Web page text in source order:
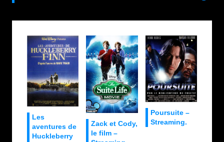
Les
aventures de
Huckleberry
Zack et Cody,
le film –
Poursuite –
Streaming.